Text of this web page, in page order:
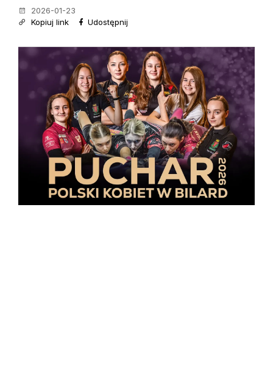
2026-01-23
Kopiuj link
Udostępnij